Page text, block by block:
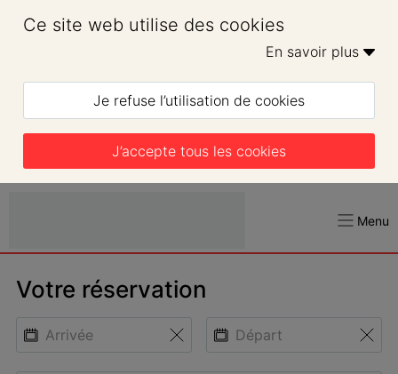
Ce site web utilise des cookies
En savoir plus
Je refuse l’utilisation de cookies
J’accepte tous les cookies
Menu
Votre réservation